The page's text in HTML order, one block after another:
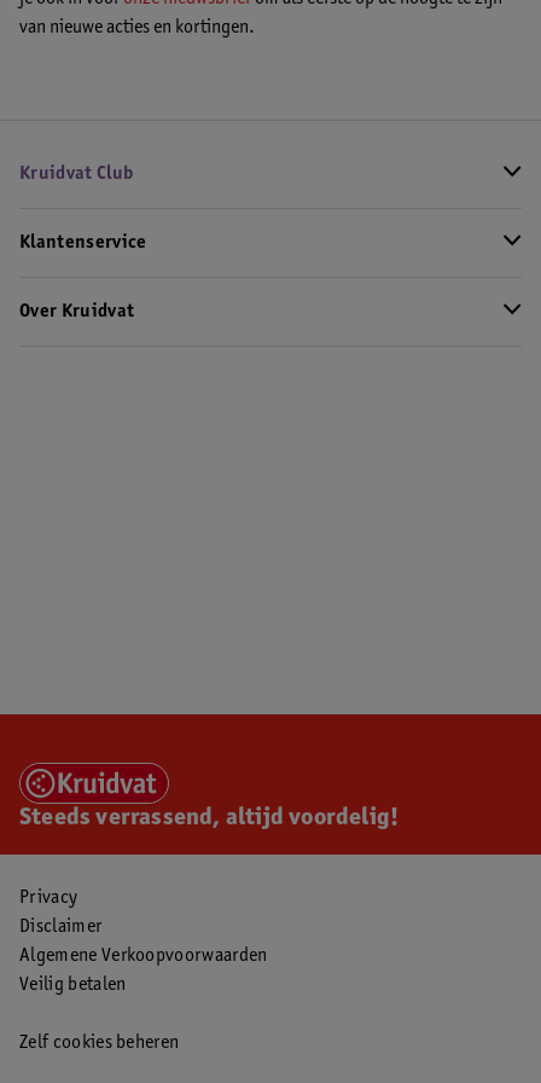
van nieuwe acties en kortingen.
Kruidvat Club
Klantenservice
Over Kruidvat
Steeds verrassend, altijd voordelig!
Privacy
Disclaimer
Algemene Verkoopvoorwaarden
Veilig betalen
Zelf cookies beheren